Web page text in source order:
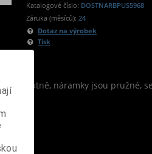
Katalogové číslo: DOSTNARBPUS5968
Záruka (měsíců): 24
Dotaz na výrobek
Tisk
náramky jsou pružné,